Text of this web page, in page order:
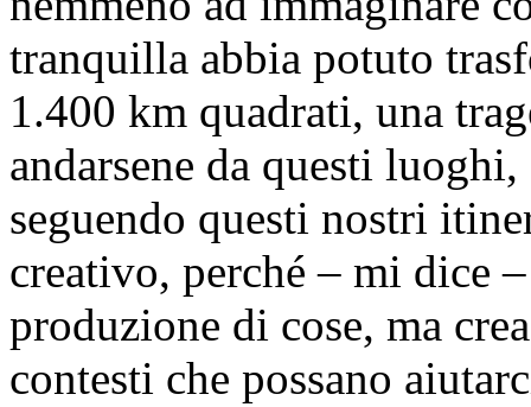
tranquilla abbia potuto
1.400 km quadrati, una
andarsene da questi
seguendo questi nostri
creativo, perché – mi dice
produzione di cose, ma
contesti che possano